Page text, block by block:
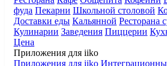
фуда Пекарни Школьной столовой
Доставки еды Кальянной Ресторана
Кулинарии Заведения Пиццерии
Цена
Приложения для iiko
Приложения для iiko